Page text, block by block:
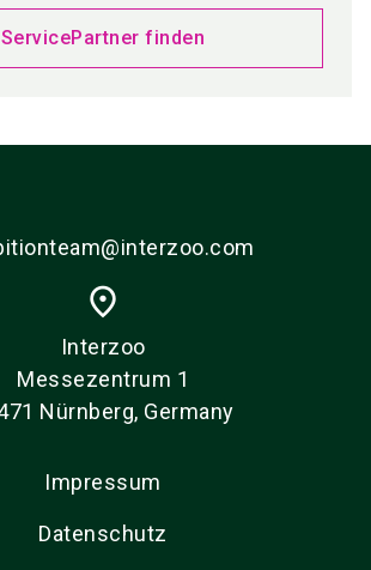
ServicePartner finden
place
Interzoo
Messezentrum 1
Nürnberg, Germany
Impressum
Datenschutz